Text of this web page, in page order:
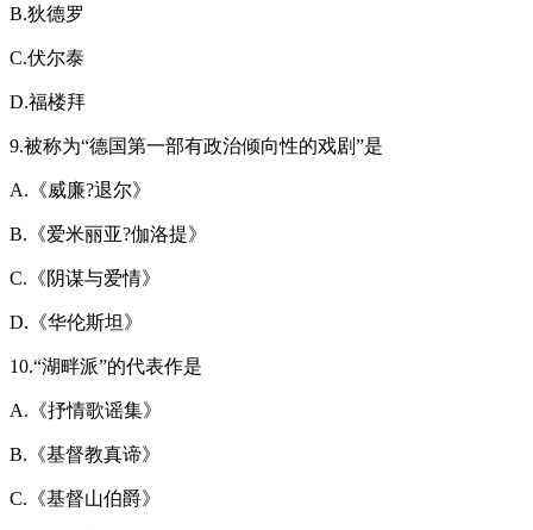
B.狄德罗
C.伏尔泰
D.福楼拜
9.被称为“德国第一部有政治倾向性的戏剧”是
A.《威廉?退尔》
B.《爱米丽亚?伽洛提》
C.《阴谋与爱情》
D.《华伦斯坦》
10.“湖畔派”的代表作是
A.《抒情歌谣集》
B.《基督教真谛》
C.《基督山伯爵》